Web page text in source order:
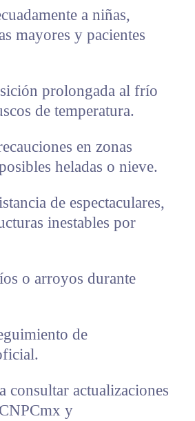
a niñas,
mayores y pacientes
prolongada al frío
de temperatura.
en zonas
heladas o nieve.
de espectaculares,
inestables por
o arroyos durante
de
consultar actualizaciones
y